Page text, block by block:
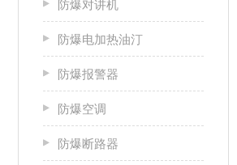
防爆对讲机
防爆电加热油汀
防爆报警器
防爆空调
防爆断路器